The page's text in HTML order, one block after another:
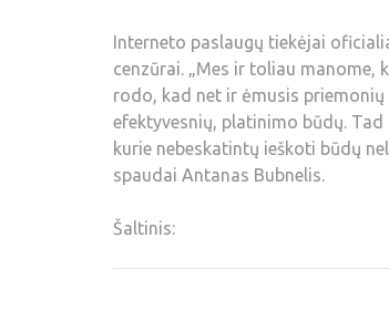
Interneto paslaugų tiekėjai
cenzūrai. „Mes ir toliau manome,
rodo, kad net ir ėmusis
efektyvesnių, platinimo būdų.
kurie nebeskatintų ieškoti būdų
spaudai Antanas Bubnelis.
Šaltinis: